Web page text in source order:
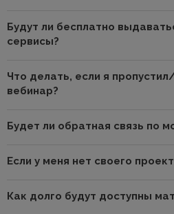
Будут ли бесплатно
сервисы?
Что делать, если я
вебинар?
Будет ли обратная связь по
Если у меня нет своего
Как долго будут доступны